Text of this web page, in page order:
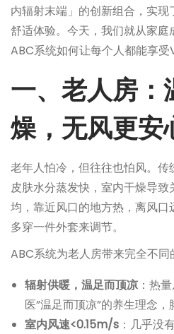
内辐射末端」的创新组合，实
舒适体验。今天，我们就从家
ABC系统如何让每个人都能享受
一、老人房：
燥，无风更安
老年人怕冷，但往往也怕风。传
皮肤水分蒸发快，室内干燥导
均，靠近风口的地方热，离风
多穿一件外套来调节。
ABC系统为老人房带来完全不同
辐射供暖，温足而顶凉 ：热
医”温足而顶凉”的养生理念，
室内风速<0.15m/s ：几乎没